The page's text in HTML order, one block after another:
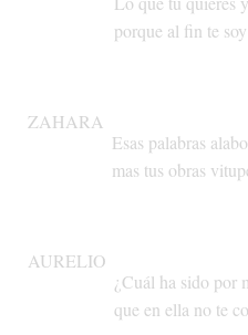
porque al fin te soy
ZAHARA
Esas palabras
mas tus obras
AURELIO
¿Cuál ha sido por
que en ella no te